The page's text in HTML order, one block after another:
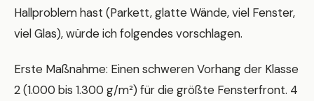
Hallproblem hast (Parkett, glatte Wände, viel Fenster,
viel Glas), würde ich folgendes vorschlagen.
Erste Maßnahme: Einen schweren Vorhang der Klasse
2 (1.000 bis 1.300 g/m²) für die größte Fensterfront. 4